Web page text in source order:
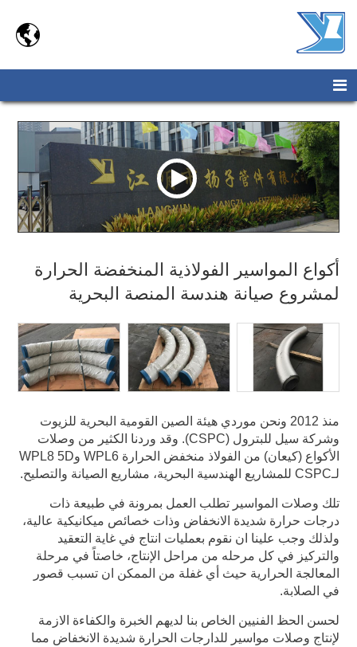

أكواع المواسير الفولاذية المنخفضة الحرارة
لمشروع صيانة هندسة المنصة البحرية
منذ 2012 ونحن موردي هيئة الصين القومية البحرية للزيوت
وشركة سيل للبترول (CSPC). وقد وردنا الكثير من وصلات
الأكواع (كيعان) من الفولاذ منخفض الحرارة WPL6 وWPL8 5D
لـCSPC للمشاريع الهندسية البحرية، مشاريع الصيانة والتصليح.
تلك وصلات المواسير تطلب العمل بمرونة في طبيعة ذات
درجات حرارة شديدة الانخفاض وذات خصائص ميكانيكية عالية،
ولذلك وجب علينا ان نقوم بعمليات انتاج في غاية التعقيد
والتركيز في كل مرحله من مراحل الإنتاج، خاصتاً في مرحلة
المعالجة الحرارية حيث أي غفلة من الممكن ان تسبب قصور
في الصلابة.
لحسن الحظ الفنيين الخاص بنا لديهم الخبرة والكفاءة الازمة
لإنتاج وصلات مواسير للدارجات الحرارة شديدة الانخفاض مما